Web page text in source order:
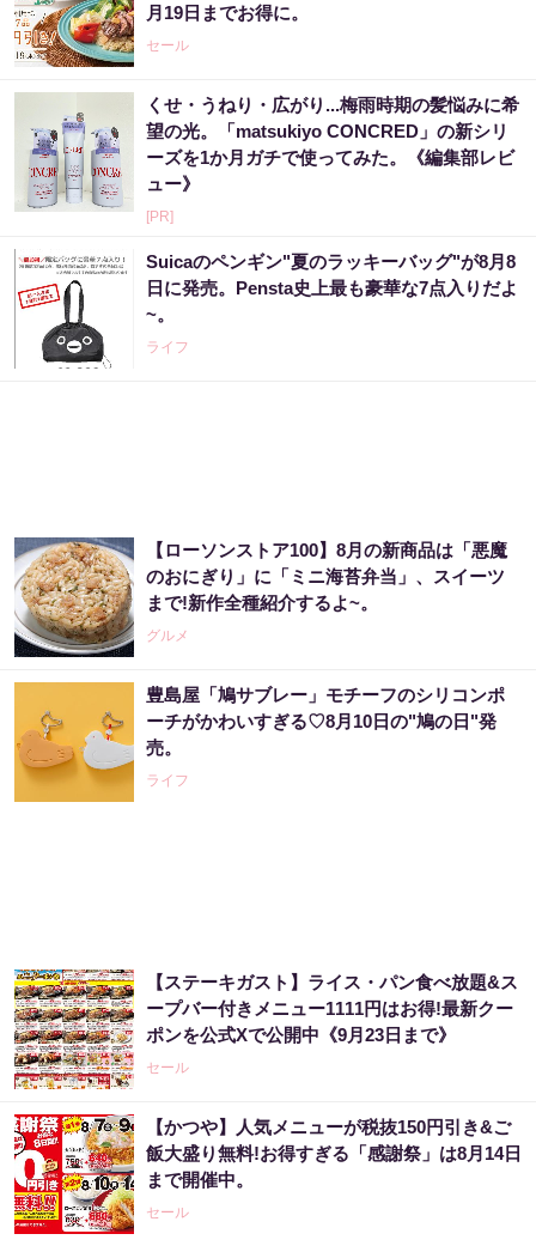
月19日までお得に。
セール
くせ・うねり・広がり...梅雨時期の髪悩みに希
望の光。「matsukiyo CONCRED」の新シリ
ーズを1か月ガチで使ってみた。《編集部レビ
ュー》
[PR]
Suicaのペンギン"夏のラッキーバッグ"が8月8
日に発売。Pensta史上最も豪華な7点入りだよ
~。
ライフ
【ローソンストア100】8月の新商品は「悪魔
のおにぎり」に「ミニ海苔弁当」、スイーツ
まで!新作全種紹介するよ~。
グルメ
豊島屋「鳩サブレー」モチーフのシリコンポ
ーチがかわいすぎる♡8月10日の"鳩の日"発
売。
ライフ
【ステーキガスト】ライス・パン食べ放題&ス
ープバー付きメニュー1111円はお得!最新クー
ポンを公式Xで公開中《9月23日まで》
セール
【かつや】人気メニューが税抜150円引き&ご
飯大盛り無料!お得すぎる「感謝祭」は8月14日
まで開催中。
セール